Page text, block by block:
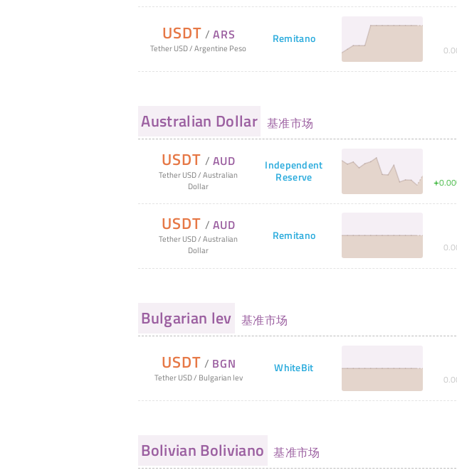
USDT /ARS
Tether USD/Argentine Peso
Remitano
0.
Australian Dollar 基准市场
USDT / AUD
Tether USD/Australian
Dollar
Independent
Reserve +0.00
USDT / AUD
Tether USD/Australian
Dollar
Remitano
0.
Bulgarian lev 基准市场
USDT / BGN
Tether USD/ Bulgarian lev
WhiteBit
0.
Bolivian Boliviano 基准市场